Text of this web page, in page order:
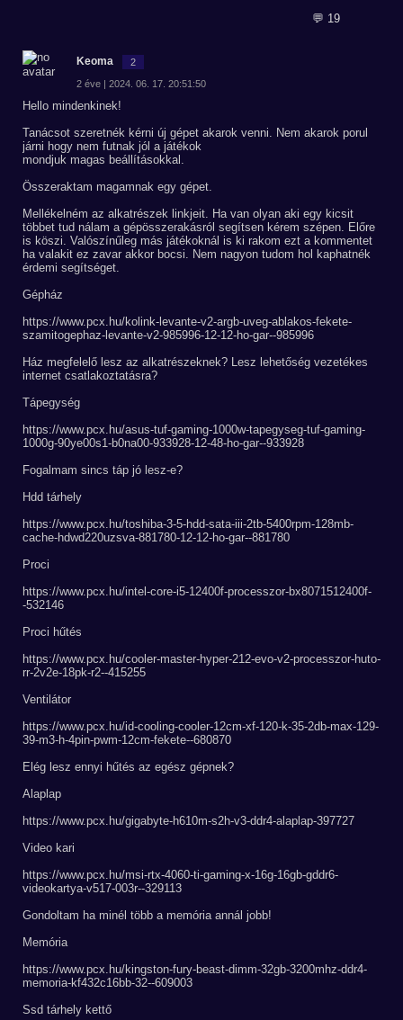
💬 19
Keoma 2
2 éve | 2024. 06. 17. 20:51:50
Hello mindenkinek!
Tanácsot szeretnék kérni új gépet akarok venni. Nem akarok porul
járni hogy nem futnak jól a játékok
mondjuk magas beállításokkal.
Összeraktam magamnak egy gépet.
Mellékelném az alkatrészek linkjeit. Ha van olyan aki egy kicsit
többet tud nálam a gépösszerakásról segítsen kérem szépen. Előre
is köszi. Valószínűleg más játékoknál is ki rakom ezt a kommentet
ha valakit ez zavar akkor bocsi. Nem nagyon tudom hol kaphatnék
érdemi segítséget.
Gépház
https://www.pcx.hu/kolink-levante-v2-argb-uveg-ablakos-fekete-
szamitogephaz-levante-v2-985996-12-12-ho-gar--985996
Ház megfelelő lesz az alkatrészeknek? Lesz lehetőség vezetékes
internet csatlakoztatásra?
Tápegység
https://www.pcx.hu/asus-tuf-gaming-1000w-tapegyseg-tuf-gaming-
1000g-90ye00s1-b0na00-933928-12-48-ho-gar--933928
Fogalmam sincs táp jó lesz-e?
Hdd tárhely
https://www.pcx.hu/toshiba-3-5-hdd-sata-iii-2tb-5400rpm-128mb-
cache-hdwd220uzsva-881780-12-12-ho-gar--881780
Proci
https://www.pcx.hu/intel-core-i5-12400f-processzor-bx8071512400f-
-532146
Proci hűtés
https://www.pcx.hu/cooler-master-hyper-212-evo-v2-processzor-huto-
rr-2v2e-18pk-r2--415255
Ventilátor
https://www.pcx.hu/id-cooling-cooler-12cm-xf-120-k-35-2db-max-129-
39-m3-h-4pin-pwm-12cm-fekete--680870
Elég lesz ennyi hűtés az egész gépnek?
Alaplap
https://www.pcx.hu/gigabyte-h610m-s2h-v3-ddr4-alaplap-397727
Video kari
https://www.pcx.hu/msi-rtx-4060-ti-gaming-x-16g-16gb-gddr6-
videokartya-v517-003r--329113
Gondoltam ha minél több a memória annál jobb!
Memória
https://www.pcx.hu/kingston-fury-beast-dimm-32gb-3200mhz-ddr4-
memoria-kf432c16bb-32--609003
Ssd tárhely kettő